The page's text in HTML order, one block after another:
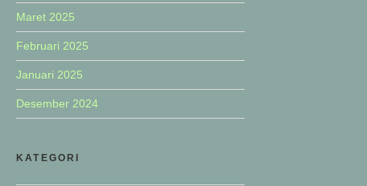
Maret 2025
Februari 2025
Januari 2025
Desember 2024
KATEGORI